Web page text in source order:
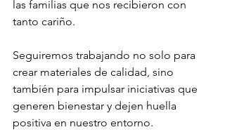
las familias que nos recibieron con
tanto cariño.
Seguiremos trabajando no solo para
crear materiales de calidad, sino
también para impulsar iniciativas que
generen bienestar y dejen huella
positiva en nuestro entorno.